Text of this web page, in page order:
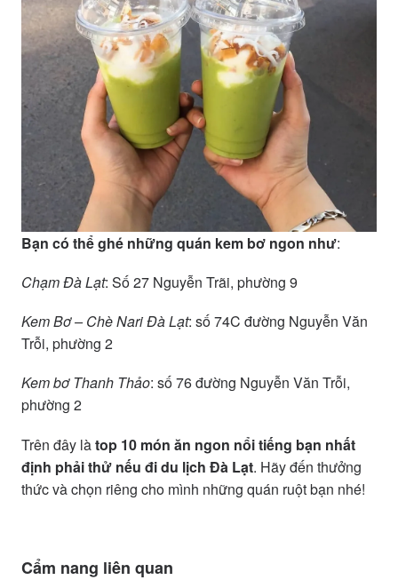
Bạn có thể ghé những quán kem bơ ngon như:
Chạm Đà Lạt: Số 27 Nguyễn Trãi, phường 9
Kem Bơ – Chè Nari Đà Lạt: số 74C đường Nguyễn Văn
Trỗi, phường 2
Kem bơ Thanh Thảo: số 76 đường Nguyễn Văn Trỗi,
phường 2
Trên đây làtop 10 món ăn ngon nổi tiếng bạn nhất
định phải thử nếu đi du lịch Đà Lạt. Hãy đến thưởng
thức và chọn riêng cho mình những quán ruột bạn nhé!
Cẩm nang liên quan